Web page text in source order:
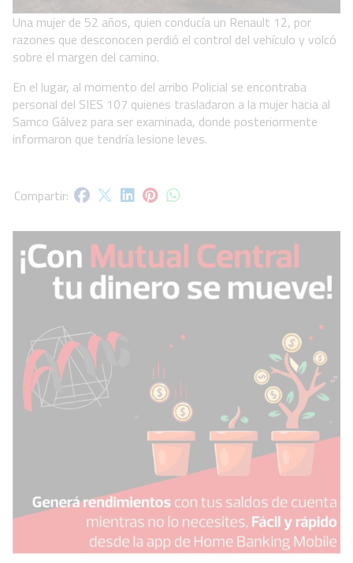
Una mujer de 52 años, quien conducía un Renault 12, por
razones que desconocen perdió el control del vehículo y volcó
sobre el margen del camino.
En el lugar, al momento del arribo Policial se encontraba
personal del SIES 107 quienes trasladaron a la mujer hacia al
Samco Gálvez para ser examinada, donde posteriormente
informaron que tendría lesione leves.